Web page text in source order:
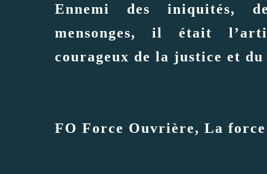
Ennemi des iniquités,
mensonges, il était
courageux de la justice et du
FO Force Ouvrière, La force